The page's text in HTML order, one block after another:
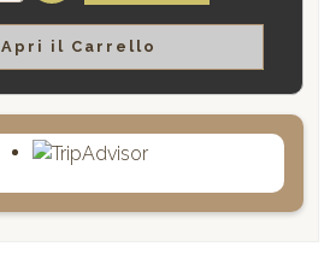
Apri il Carrello